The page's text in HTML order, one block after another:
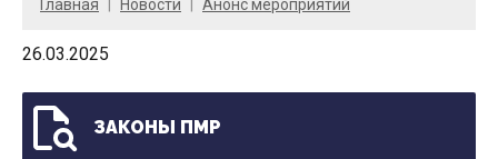
Главная Новости Анонс мероприятий
26.03.2025
ЗАКОНЫ ПМР